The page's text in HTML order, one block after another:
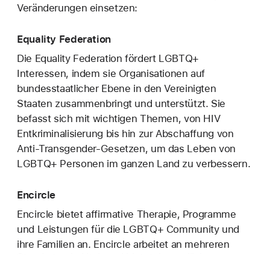
Veränderungen einsetzen:
Equality Federation
Die Equality Federation fördert LGBTQ+
Interessen, indem sie Organisationen auf
bundesstaatlicher Ebene in den Vereinigten
Staaten zusammenbringt und unterstützt. Sie
befasst sich mit wichtigen Themen, von HIV
Entkriminalisierung bis hin zur Abschaffung von
Anti-Transgender-Gesetzen, um das Leben von
LGBTQ+ Personen im ganzen Land zu verbessern.
Encircle
Encircle bietet affirmative Therapie, Programme
und Leistungen für die LGBTQ+ Community und
ihre Familien an. Encircle arbeitet an mehreren